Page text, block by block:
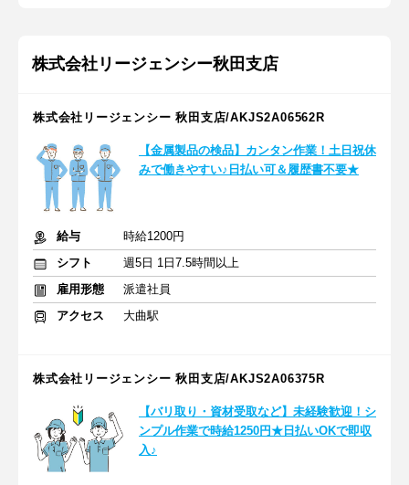
株式会社リージェンシー秋田支店
株式会社リージェンシー 秋田支店/AKJS2A06562R
【金属製品の検品】カンタン作業！土日祝休
みで働きやすい♪日払い可＆履歴書不要★
給与
時給1200円
シフト
週5日 1日7.5時間以上
雇用形態
派遣社員
アクセス
大曲駅
株式会社リージェンシー 秋田支店/AKJS2A06375R
【バリ取り・資材受取など】未経験歓迎！シ
ンプル作業で時給1250円★日払いOKで即収
入♪